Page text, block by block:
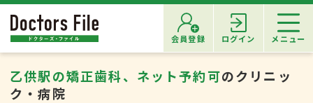
会員登録 ログイン メニュー
乙供駅の矯正歯科、ネット予約可のクリニッ
ク・病院